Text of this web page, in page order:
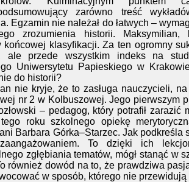
zarówno treść
Egzamin nie należał do łatwych –
zrozumienia historii.
końcowej klasyfikacji. Za ten ogromny
ale przede wszystkim indeks na
Uniwersytetu Papieskiego w
do historii?
nie kryje, że to zasługa nauczycieli, na
nr 2 w Kolbuszowej. Jego pierwszym
– pedagog, który potrafił zarazić
roku szkolnego opiekę
Barbara Górka–Starzec. Jak
To dzięki ich
zgłębiania tematów, mógł stanąć w
również dowód na to, że prawdziwa
w sposób, którego nie